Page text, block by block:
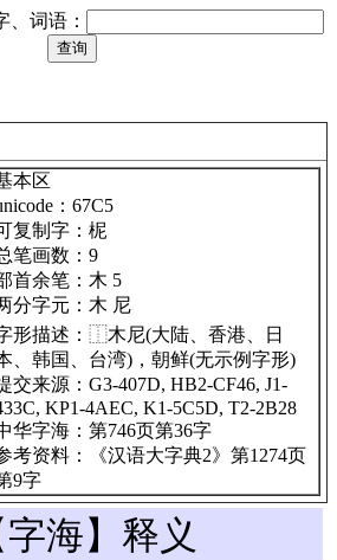
、词语：
本区
：67C5
复制字：柅
笔画数：9
首余笔：木 5
分字元：木 尼
形描述： ⿰木尼(大陆、香港、日
、韩国、台湾)，朝鲜(无示例字形)
交来源：G3-407D, HB2-CF46, J1-
KP1-4AEC, K1-5C5D, T2-2B28
华字海：第746页第36字
考资料：《汉语大字典2》第1274页
9字
海】释义